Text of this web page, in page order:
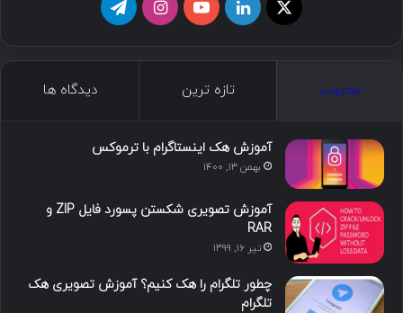
د
ی
ن
و
ت
گ
ا
ا
محبوب تازه ترین دیدگاه ها
آموزش هک اینستاگرام با ترموکس
بهمن ۱۳, ۱۴۰۰
آموزش تصویری شکستن پسورد فایل ZIP و
RAR
تیر ۱۶, ۱۳۹۹
چطور تلگرام را هک کنیم؟ آموزش تصویری هک
تلگرام